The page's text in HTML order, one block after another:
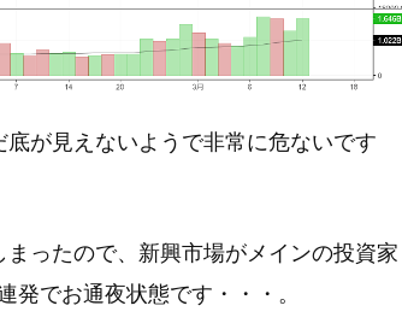
が見えないようで非常に危ないです
ったので、新興市場がメインの投資家
でお通夜状態です・・・。